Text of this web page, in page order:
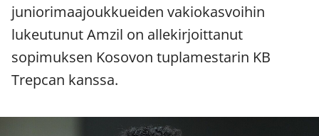
juniorimaajoukkueiden vakiokasvoihin
lukeutunut Amzil on allekirjoittanut
sopimuksen Kosovon tuplamestarin KB
Trepcan kanssa.